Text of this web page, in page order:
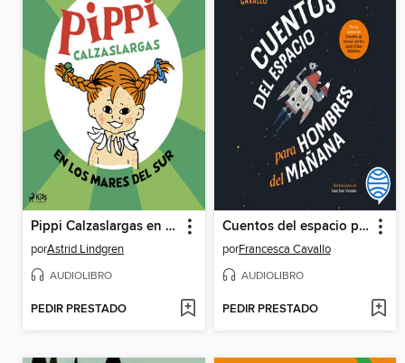
Pippi Calzaslargas en los Mares del Sur
porAstrid Lindgren
AUDIOLIBRO
PEDIR PRESTADO
Cuentos del espacio para hombres del mañana
porFrancesca Cavallo
AUDIOLIBRO
PEDIR PRESTADO